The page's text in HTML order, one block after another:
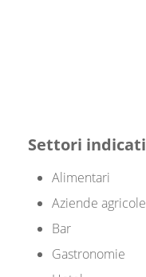
Settori indicati
Alimentari
Aziende agricole
Bar
Gastronomie